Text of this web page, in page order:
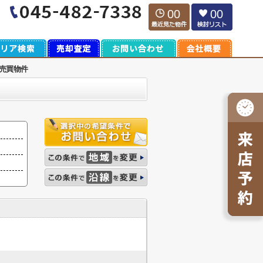
00 00
買物件